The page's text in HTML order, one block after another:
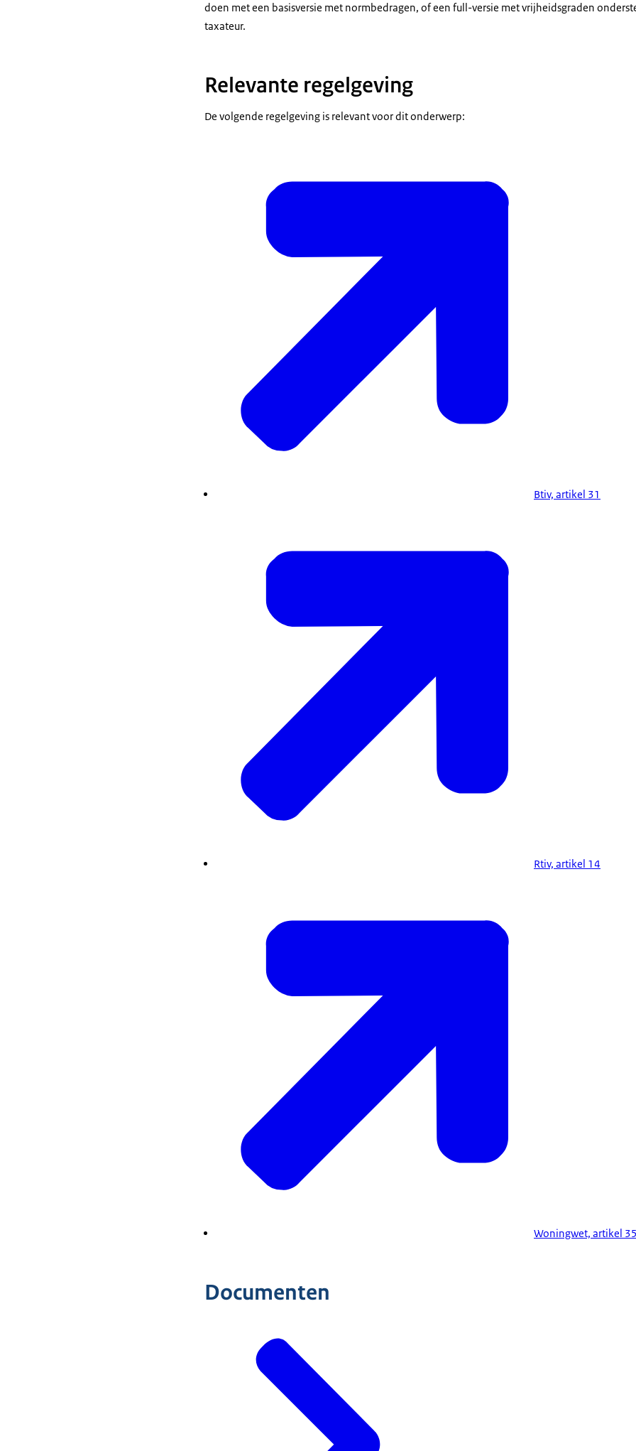
doen met een basisversie met normbedragen, of een full-versie met vrijheidsgraden
taxateur.
Relevante regelgeving
De volgende regelgeving is relevant voor dit onderwerp:
Btiv, artikel 31
Rtiv, artikel 14
Woningwet, artikel
Documenten